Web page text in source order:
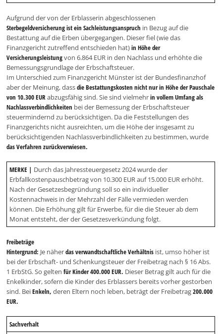
Aufgrund der von der Erblasserin abgeschlossenen
Sterbegeldversicherung ist ein Sachleistungsanspruch in Bezug auf die
Bestattung auf die Erben übergegangen. Dieser fiel (wie das
Finanzgericht zutreffend entschieden hat)in Höhe der
Versicherungsleistungvon 6.864 EUR in den Nachlass und erhöhte die
Bemessungsgrundlage der Erbschaftsteuer.
Im Unterschied zum Finanzgericht Münster ist der Bundesfinanzhof
aber der Meinung, dassdie Bestattungskosten nicht nur in Höhe der Pauschale
von 10.300 EUR abzugsfähig sind. Sie sind vielmehrin vollem Umfang als
Nachlassverbindlichkeiten bei der Bemessung der Erbschaftsteuer
steuermindernd zu berücksichtigen. Da die Feststellungen des
Finanzgerichts nicht ausreichten, um die Höhe der insgesamt zu
berücksichtigenden Nachlassverbindlichkeiten zu bestimmen, wurde
das Verfahren zurückverwiesen.
MERKE | Durch das Jahressteuergesetz 2024 wurde der
Erbfallkostenpauschbetrag von 10.300 EUR auf 15.000 EUR erhöht.
Nach der Gesetzesbegründung soll so ein individueller
Kostennachweis in der Mehrzahl der Fälle vermieden werden
können. Die Erhöhung gilt für Erwerbe, für die die Steuer ab dem
Monat entsteht, der der Gesetzesverkündung folgt.
Freibeträge
Hintergrund: Je näherdas verwandtschaftliche Verhältnis ist, umso höher ist
bei der Erbschaft- und Schenkungsteuer der Freibetrag nach § 16 Abs.
1 ErbStG. So geltenfür Kinder 400.000 EUR. Dieser Betrag gilt auch für die
Enkelkinder, sofern die Kinder des Erblassers bereits vorher gestorben
sind. BeiEnkeln, deren Eltern noch leben, beträgt der Freibetrag200.000
EUR.
Sachverhalt